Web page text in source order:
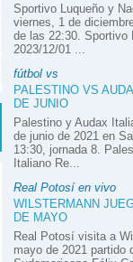
Sportivo Luqueño y
viernes, 1 de
de las 22:30. Sportivo
2023/12/01 ...
fútbol vs
PALESTINO VS
DE JUNIO
Palestino y Audax
de junio de 2021 en
13:30, jornada 8.
Italiano Re...
Real Potosí en vivo
WILSTERMANN
DE MAYO
Real Potosí visita a
mayo de 2021 partido